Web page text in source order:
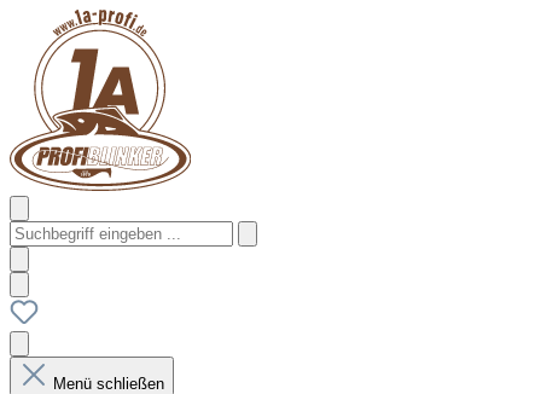
Menü schließen